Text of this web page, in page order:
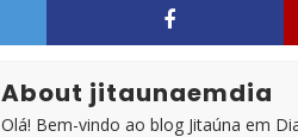
About jitaunaemdia
Olá! Bem-vindo ao blog Jitaúna em